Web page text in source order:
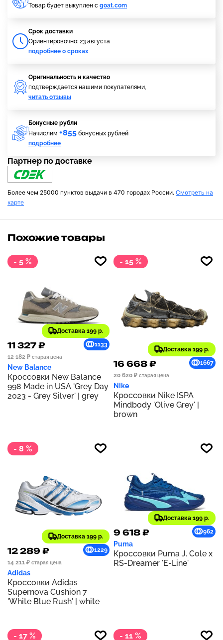
Товар будет выкуплен с goat.com
Cрок доставки
Ориентировочно: 23 августа
подробнее о сроках
Оригинальность и качество
подтверждается нашими покупателями,
читать отзывы
Бонусные рубли
Начислим +855 бонусных рублей
подробнее
Партнер по доставке
Более чем 25000 пунктов выдачи в 470 городах России. Смотреть на
карте
Похожие товары
- 5 %
Доставка 199 р.
11 327 ₽
1133
12 182 ₽ старая цена
New Balance
Кроссовки New Balance
998 Made in USA 'Grey Day
2023 - Grey Silver' | grey
- 15 %
Доставка 199 р.
16 668 ₽
1667
20 620 ₽ старая цена
Nike
Кроссовки Nike ISPA
Mindbody 'Olive Grey' |
brown
- 8 %
Доставка 199 р.
12 289 ₽
1229
14 211 ₽ старая цена
Adidas
Кроссовки Adidas
Supernova Cushion 7
'White Blue Rush' | white
Доставка 199 р.
9 618 ₽ 962
Puma
Кроссовки Puma J. Cole x
RS-Dreamer 'E-Line'
- 17 % - 11 %